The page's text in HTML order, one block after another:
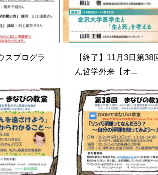
スプログラ
【終了】11月3日第38
ん哲学外来【オ...